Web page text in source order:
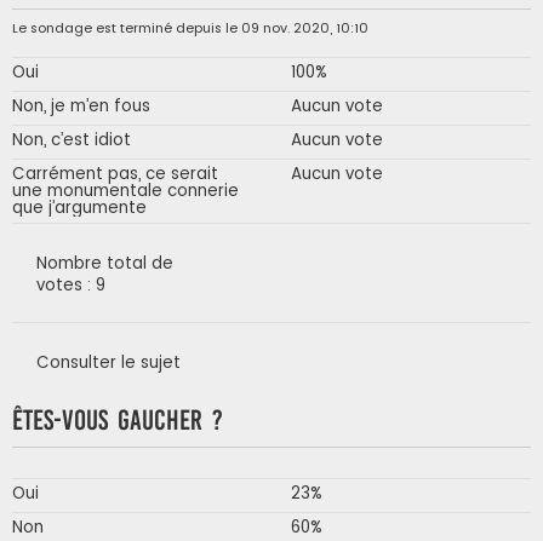
Le sondage est terminé depuis le 09 nov. 2020, 10:10
Oui
100%
Non, je m’en fous
Aucun vote
Non, c’est idiot
Aucun vote
Carrément pas, ce serait
une monumentale connerie
que j’argumente
Aucun vote
Nombre total de
votes : 9
Consulter le sujet
Êtes-vous gaucher ?
Oui
23%
Non
60%